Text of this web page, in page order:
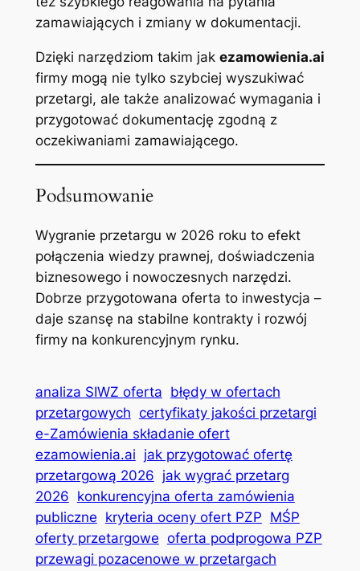
zamawiających i zmiany w dokumentacji.
Dzięki narzędziom takim jak ezamowienia.ai
firmy mogą nie tylko szybciej wyszukiwać
przetargi, ale także analizować wymagania i
przygotować dokumentację zgodną z
oczekiwaniami zamawiającego.
Podsumowanie
Wygranie przetargu w 2026 roku to efekt
połączenia wiedzy prawnej, doświadczenia
biznesowego i nowoczesnych narzędzi.
Dobrze przygotowana oferta to inwestycja –
daje szansę na stabilne kontrakty i rozwój
firmy na konkurencyjnym rynku.
analiza SIWZ oferta błędy w ofertach
przetargowych certyfikaty jakości przetargi
e-Zamówienia składanie ofert
ezamowienia.ai jak przygotować ofertę
przetargową 2026 jak wygrać przetarg
2026 konkurencyjna oferta zamówienia
publiczne kryteria oceny ofert PZP MŚP
oferty przetargowe oferta podprogowa PZP
przewagi pozacenowe w przetargach